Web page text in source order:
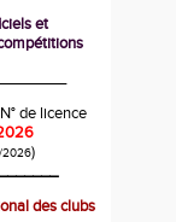
et
de licence
2026)
des clubs